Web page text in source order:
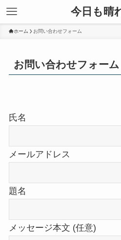
今日も晴
ホーム お問い合わせフォーム
お問い合わせフォーム
氏名
メールアドレス
題名
メッセージ本文 (任意)